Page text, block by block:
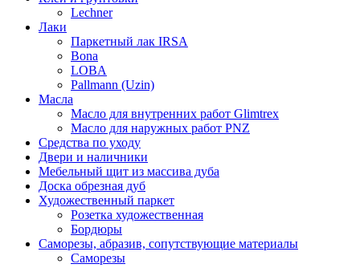
Lechner
Лаки
Паркетный лак IRSA
Bona
LOBA
Pallmann (Uzin)
Масла
Масло для внутренних работ Glimtrex
Масло для наружных работ PNZ
Средства по уходу
Двери и наличники
Мебельный щит из массива дуба
Доска обрезная дуб
Художественный паркет
Розетка художественная
Бордюры
Саморезы, абразив, сопутствующие материалы
Саморезы